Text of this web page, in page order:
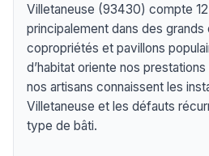
Villetaneuse (93430) compte
principalement dans des grands
copropriétés et pavillons
d’habitat oriente nos
nos artisans connaissent les
Villetaneuse et les défauts
type de bâti.